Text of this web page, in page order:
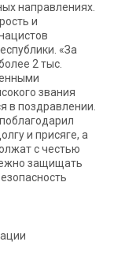
направлениях.
и
«За
2 тыс.
звания
в поздравлении.
и присяге, а
с честью
защищать